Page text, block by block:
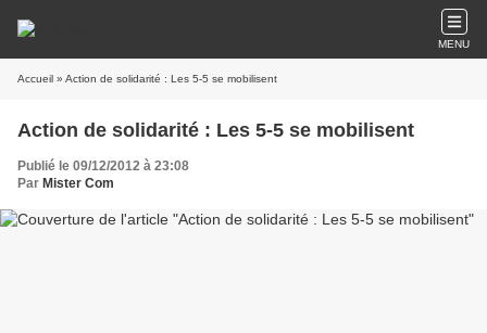
MENU
Accueil » Action de solidarité : Les 5-5 se mobilisent
Action de solidarité : Les 5-5 se mobilisent
Publié le 09/12/2012 à 23:08
Par Mister Com